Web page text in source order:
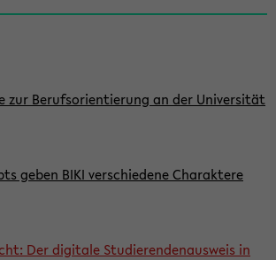
zur Berufsorientierung an der Universität
geben BIKI verschiedene Charaktere
Der digitale Studierendenausweis in